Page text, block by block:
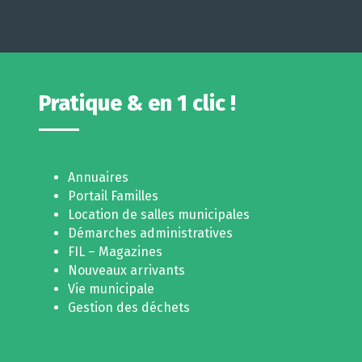
Pratique & en 1 clic !
Annuaires
Portail Familles
Location de salles municipales
Démarches administratives
FIL – Magazines
Nouveaux arrivants
Vie municipale
Gestion des déchets